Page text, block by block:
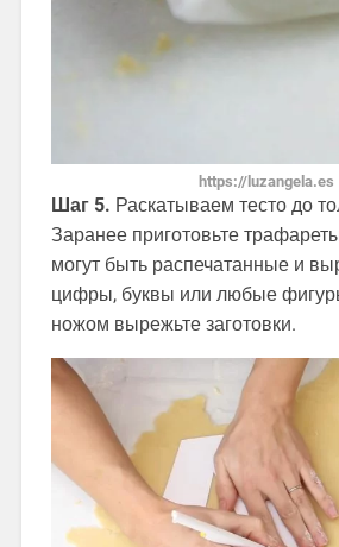
https://luzangela.es
Шаг 5. Раскатываем тесто до
Заранее приготовьте
могут быть распечатанные и
цифры, буквы или любые
ножом вырежьте заготовки.